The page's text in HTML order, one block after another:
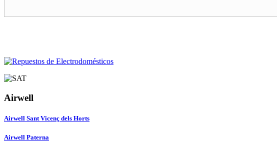
Airwell
Airwell Sant Vicenç dels Horts
Airwell Paterna